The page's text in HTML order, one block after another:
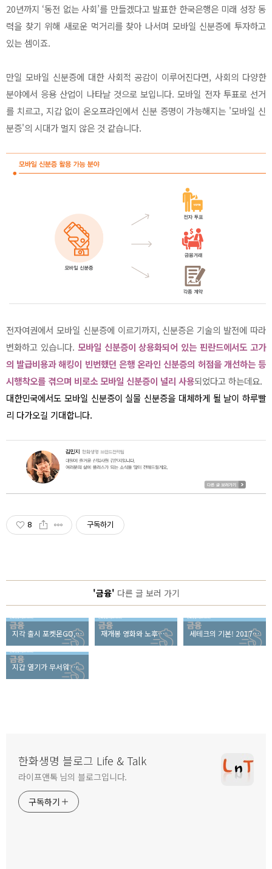
20년까지 ‘동전 없는 사회’를 만들겠다고 발표한 한국은행은 미래 성장 동
력을 찾기 위해 새로운 먹거리를 찾아 나서며 모바일 신분증에 투자하고
있는 셈이죠.
만일 모바일 신분증에 대한 사회적 공감이 이루어진다면, 사회의 다양한
분야에서 응용 산업이 나타날 것으로 보입니다. 모바일 전자 투표로 선거
를 치르고, 지갑 없이 온오프라인에서 신분 증명이 가능해지는 '모바일 신
분증'의 시대가 멀지 않은 것 같습니다.
전자여권에서 모바일 신분증에 이르기까지, 신분증은 기술의 발전에 따라
변화하고 있습니다. 모바일 신분증이 상용화되어 있는 핀란드에서도 고가
의 발급비용과 해킹이 빈번했던 은행 온라인 신분증의 허점을 개선하는 등
시행착오를 겪으며 비로소 모바일 신분증이 널리 사용되었다고 하는데요.
대한민국에서도 모바일 신분증이 실물 신분증을 대체하게 될 날이 하루빨
리 다가오길 기대합니다.
8 구독하기
'금융' 다른 글 보러 가기
지각 출시 포켓몬GO, 밀레니엄 세대의 추억과 경제력을 사로잡다 재개봉 영화와 노후준비의 공통점은? 세테크의 기본! 2017년 새해부터 적용되는 개정 세법 알아보기
지갑 열기가 무서워 지는 말, ‘여기 소주 한 병 추가요’
한화생명 블로그 Life & Talk
라이프앤톡 님의 블로그입니다.
구독하기